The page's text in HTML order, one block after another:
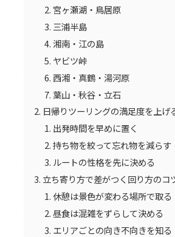
宮ヶ瀬湖・鳥居原
三浦半島
湘南・江の島
ヤビツ峠
西湘・真鶴・湯河原
葉山・秋谷・立石
日帰りツーリングの満足度を上げ
出発時間を早めに置く
持ち物を絞って忘れ物を減らす
ルートの性格を先に決める
立ち寄り方で差がつく回り方のコ
休憩は景色が変わる場所で取る
昼食は混雑をずらして決める
エリアごとの向き不向きを知る